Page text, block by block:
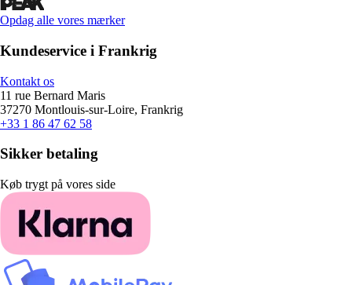
Opdag alle vores mærker
Kundeservice i Frankrig
Kontakt os
11 rue Bernard Maris
37270 Montlouis-sur-Loire, Frankrig
+33 1 86 47 62 58
Sikker betaling
Køb trygt på vores side